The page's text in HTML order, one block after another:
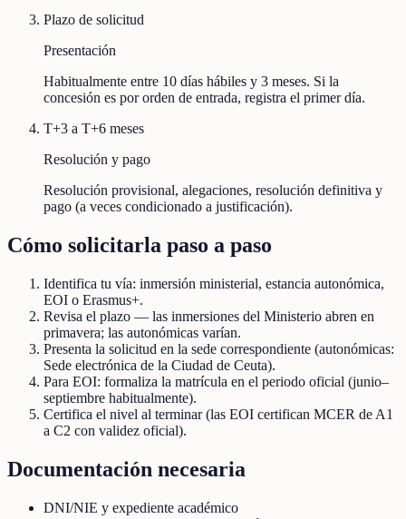
Plazo de solicitud
Presentación
Habitualmente entre 10 días hábiles y 3 meses. Si la
concesión es por orden de entrada, registra el primer día.
T+3 a T+6 meses
Resolución y pago
Resolución provisional, alegaciones, resolución definitiva y
pago (a veces condicionado a justificación).
Cómo solicitarla paso a paso
Identifica tu vía: inmersión ministerial, estancia autonómica,
EOI o Erasmus+.
Revisa el plazo — las inmersiones del Ministerio abren en
primavera; las autonómicas varían.
Presenta la solicitud en la sede correspondiente (autonómicas:
Sede electrónica de la Ciudad de Ceuta).
Para EOI: formaliza la matrícula en el periodo oficial (junio–
septiembre habitualmente).
Certifica el nivel al terminar (las EOI certifican MCER de A1
a C2 con validez oficial).
Documentación necesaria
DNI/NIE y expediente académico